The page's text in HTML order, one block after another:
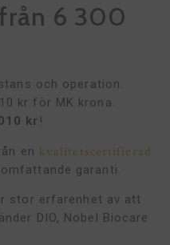
6 300
och operation.
kr för MK krona.
kr !
en kvalitetscertifierad
garanti.
stor erfarenhet av att
DIO, Nobel Biocare